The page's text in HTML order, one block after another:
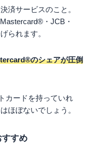
済サービスのこと。
・JCB・
られます。
のシェアが圧倒
カードを持っていれ
ほぼないでしょう。
すすめ